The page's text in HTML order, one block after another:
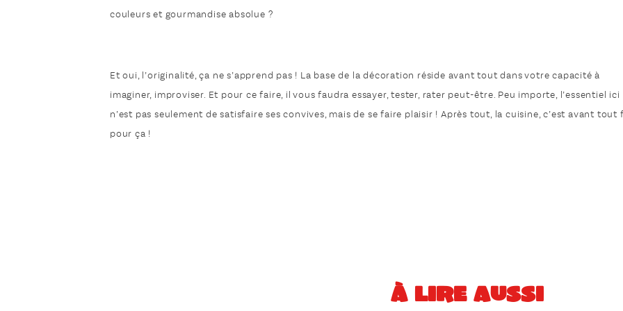
couleurs et gourmandise absolue ?
Et oui, l’originalité, ça ne s’apprend pas ! La base de la décoration réside avant tout dans votre capacité à
imaginer, improviser. Et pour ce faire, il vous faudra essayer, tester, rater peut-être. Peu importe, l’essentiel ici
n’est pas seulement de satisfaire ses convives, mais de se faire plaisir ! Après tout, la cuisine, c’est avant tout
pour ça !
À LIRE AUSSI